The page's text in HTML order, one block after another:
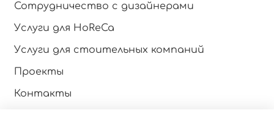
Сотрудничество с дизайнерами
Услуги для HoReCa
Услуги для стоительных компаний
Проекты
Контакты